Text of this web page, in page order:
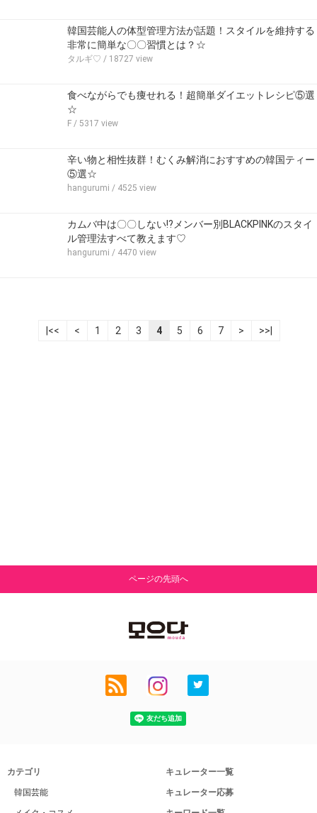
韓国芸能人の体型管理方法が話題！スタイルを維持する
非常に簡単な〇〇習慣とは？☆
タルギ♡ / 18727 view
食べながらでも痩せれる！超簡単ダイエットレシピ⑤選
☆
F / 5317 view
辛い物と相性抜群！むくみ解消におすすめの韓国ティー
⑤選☆
hangurumi / 4525 view
カムバ中は〇〇しない!?メンバー別BLACKPINKのスタイ
ル管理法すべて教えます♡
hangurumi / 4470 view
|<< < 1 2 3 4 5 6 7 > >>|
ページの先頭へ
カテゴリ
韓国芸能
キュレーター一覧
キュレーター応募